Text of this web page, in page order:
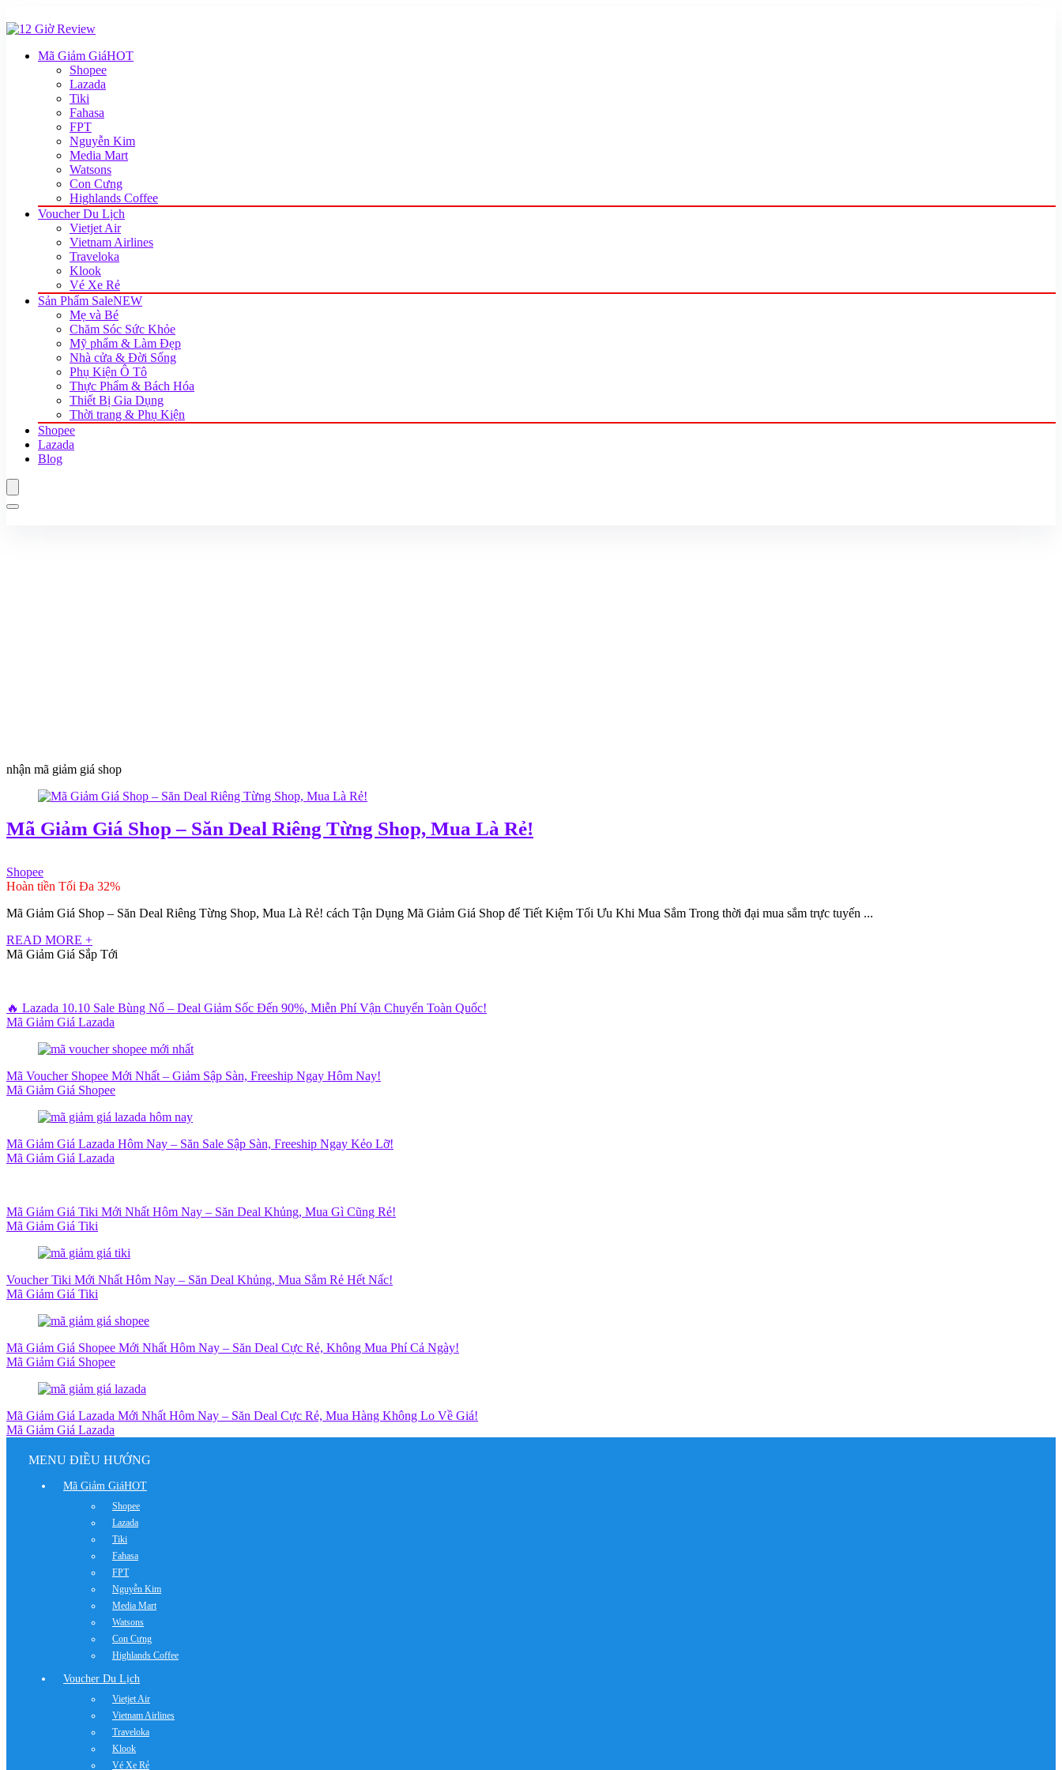
Mã Giảm GiáHOT
Shopee
Lazada
Tiki
Fahasa
FPT
Nguyễn Kim
Media Mart
Watsons
Con Cưng
Highlands Coffee
Voucher Du Lịch
Vietjet Air
Vietnam Airlines
Traveloka
Klook
Vé Xe Rẻ
Sản Phẩm SaleNEW
Mẹ và Bé
Chăm Sóc Sức Khỏe
Mỹ phẩm & Làm Đẹp
Nhà cửa & Đời Sống
Phụ Kiện Ô Tô
Thực Phẩm & Bách Hóa
Thiết Bị Gia Dụng
Thời trang & Phụ Kiện
Shopee
Lazada
Blog
nhận mã giảm giá shop
Mã Giảm Giá Shop – Săn Deal Riêng Từng Shop, Mua Là Rẻ!
Shopee
Hoàn tiền Tối Đa 32%
Mã Giảm Giá Shop – Săn Deal Riêng Từng Shop, Mua Là Rẻ! cách Tận Dụng Mã Giảm Giá Shop để Tiết Kiệm Tối Ưu Khi Mua Sắm Trong thời đại mua sắm trực tuyến ...
READ MORE +
Mã Giảm Giá Sắp Tới
🔥 Lazada 10.10 Sale Bùng Nổ – Deal Giảm Sốc Đến 90%, Miễn Phí Vận Chuyển Toàn Quốc!
Mã Giảm Giá Lazada
Mã Voucher Shopee Mới Nhất – Giảm Sập Sàn, Freeship Ngay Hôm Nay!
Mã Giảm Giá Shopee
Mã Giảm Giá Lazada Hôm Nay – Săn Sale Sập Sàn, Freeship Ngay Kẻo Lỡ!
Mã Giảm Giá Lazada
Mã Giảm Giá Tiki Mới Nhất Hôm Nay – Săn Deal Khủng, Mua Gì Cũng Rẻ!
Mã Giảm Giá Tiki
Voucher Tiki Mới Nhất Hôm Nay – Săn Deal Khủng, Mua Sắm Rẻ Hết Nấc!
Mã Giảm Giá Tiki
Mã Giảm Giá Shopee Mới Nhất Hôm Nay – Săn Deal Cực Rẻ, Không Mua Phí Cả Ngày!
Mã Giảm Giá Shopee
Mã Giảm Giá Lazada Mới Nhất Hôm Nay – Săn Deal Cực Rẻ, Mua Hàng Không Lo Về Giá!
Mã Giảm Giá Lazada
MENU ĐIỀU HƯỚNG
Mã Giảm GiáHOT
Shopee
Lazada
Tiki
Fahasa
FPT
Nguyễn Kim
Media Mart
Watsons
Con Cưng
Highlands Coffee
Voucher Du Lịch
Vietjet Air
Vietnam Airlines
Traveloka
Klook
Vé Xe Rẻ